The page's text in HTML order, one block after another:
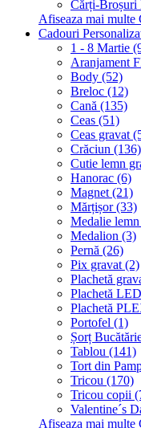
Cărți-Broșuri
Afiseaza mai multe
Cadouri
1 - 8 Martie
Aranjament
Body (52)
Breloc (12)
Cană (135)
Ceas (51)
Ceas gravat
Crăciun (136)
Cutie lemn
Hanorac (6)
Magnet (21)
Mărțișor (33)
Medalie
Medalion (3)
Pernă (26)
Pix gravat (2)
Plachetă
Plachetă
Plachetă
Portofel (1)
Șorț
Tablou (141)
Tort din
Tricou (170)
Tricou copii
Valentine´s
Afiseaza mai multe